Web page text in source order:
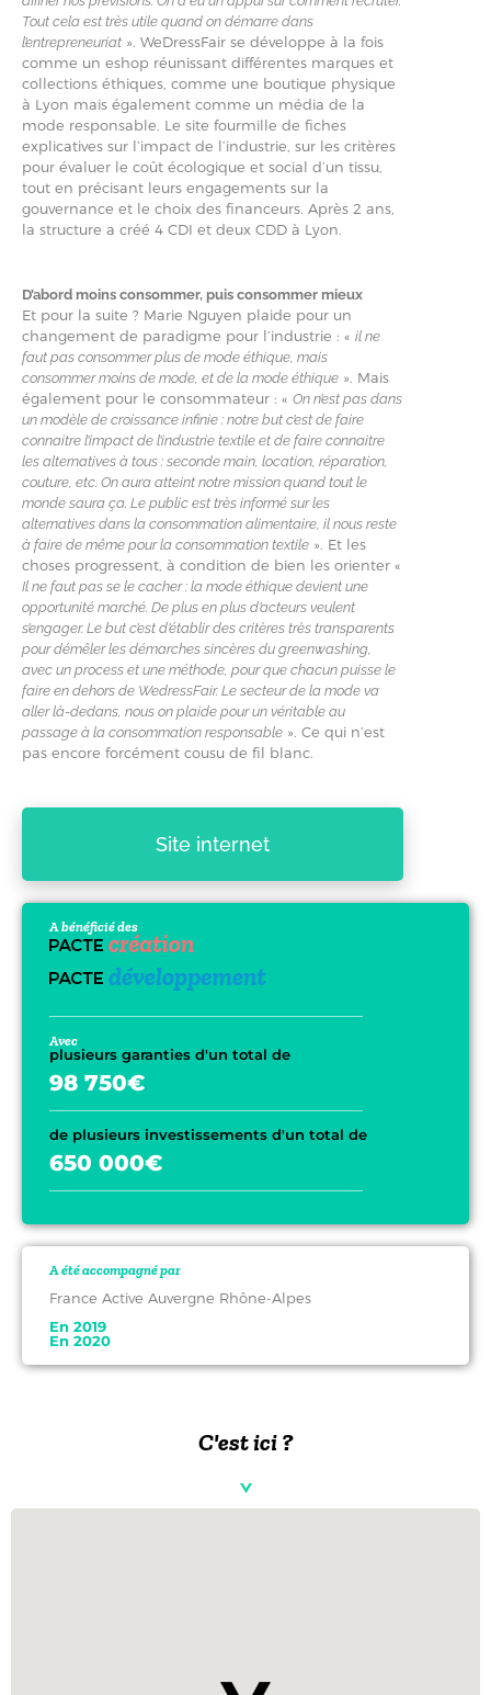
Tout cela est très utile quand on démarre dans
l’entrepreneuriat ». WeDressFair se développe à la fois
comme un eshop réunissant différentes marques et
collections éthiques, comme une boutique physique
à Lyon mais également comme un média de la
mode responsable. Le site fourmille de fiches
explicatives sur l’impact de l’industrie, sur les critères
pour évaluer le coût écologique et social d’un tissu,
tout en précisant leurs engagements sur la
gouvernance et le choix des financeurs. Après 2 ans,
la structure a créé 4 CDI et deux CDD à Lyon.
D’abord moins consommer, puis consommer mieux
Et pour la suite ? Marie Nguyen plaide pour un
changement de paradigme pour l’industrie : « il ne
faut pas consommer plus de mode éthique, mais
consommer moins de mode, et de la mode éthique ». Mais
également pour le consommateur : « On n’est pas dans
un modèle de croissance infinie : notre but c’est de faire
connaitre l’impact de l’industrie textile et de faire connaitre
les alternatives à tous : seconde main, location, réparation,
couture, etc. On aura atteint notre mission quand tout le
monde saura ça. Le public est très informé sur les
alternatives dans la consommation alimentaire, il nous reste
à faire de même pour la consommation textile ». Et les
choses progressent, à condition de bien les orienter «
Il ne faut pas se le cacher : la mode éthique devient une
opportunité marché. De plus en plus d’acteurs veulent
s’engager. Le but c’est d’établir des critères très transparents
pour démêler les démarches sincères du greenwashing,
avec un process et une méthode, pour que chacun puisse le
faire en dehors de WedressFair. Le secteur de la mode va
aller là-dedans, nous on plaide pour un véritable au
passage à la consommation responsable ». Ce qui n’est
pas encore forcément cousu de fil blanc.
Site internet
A bénéficié des
Avec
plusieurs garanties d'un total de
98 750€
de plusieurs investissements d'un total de
650 000€
A été accompagné par
France Active Auvergne Rhône-Alpes
En 2019
En 2020
C'est ici ?